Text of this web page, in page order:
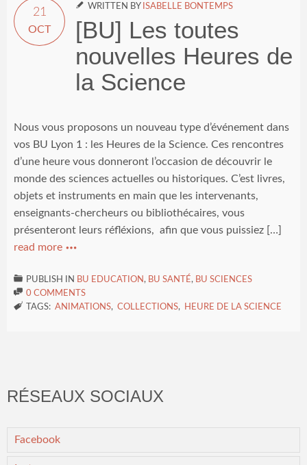
21
OCT
 WRITTEN BY ISABELLE BONTEMPS
[BU] Les toutes
nouvelles Heures de
la Science
Nous vous proposons un nouveau type d’événement dans
vos BU Lyon 1 : les Heures de la Science. Ces rencontres
d’une heure vous donneront l’occasion de découvrir le
monde des sciences actuelles ou historiques. C’est livres,
objets et instruments en main que les intervenants,
enseignants-chercheurs ou bibliothécaires, vous
présenteront leurs réfléxions, afin que vous puissiez […]
read more 
 PUBLISH IN BU EDUCATION, BU SANTÉ, BU SCIENCES
 0 COMMENTS

TAGS: ANIMATIONS, COLLECTIONS, HEURE DE LA SCIENCE
RÉSEAUX SOCIAUX
Facebook